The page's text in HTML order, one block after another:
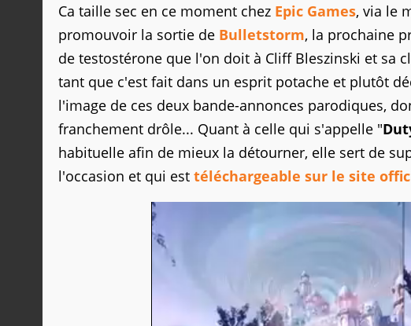
Ca taille sec en ce moment chez Epic Games, via le
promouvoir la sortie de Bulletstorm, la prochaine
de testostérone que l'on doit à Cliff Bleszinski et sa
tant que c'est fait dans un esprit potache et plutôt
l'image de ces deux bande-annonces parodiques,
franchement drôle... Quant à celle qui s'appelle "
habituelle afin de mieux la détourner, elle sert de
l'occasion et qui est téléchargeable sur le site